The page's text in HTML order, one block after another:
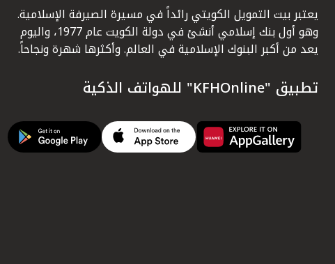
يعتبر بيت التمويل الكويتي رائداً في مسيرة الصيرفة الإسلامية.
وهو أول بنك إسلامي أنشئ في دولة الكويت عام 1977، واليوم
يعد من أكبر البنوك الإسلامية في العالم. وأكثرها شهرة ونجاحاً.
تطبيق "KFHOnline" للهواتف الذكية